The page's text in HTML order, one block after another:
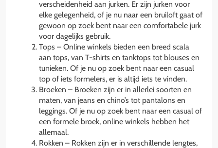
verscheidenheid aan jurken. Er zijn jurken voor
elke gelegenheid, of je nu naar een bruiloft gaat of
gewoon op zoek bent naar een comfortabele jurk
voor dagelijks gebruik.
Tops – Online winkels bieden een breed scala
aan tops, van T-shirts en tanktops tot blouses en
tunieken. Of je nu op zoek bent naar een casual
top of iets formelers, er is altijd iets te vinden.
Broeken – Broeken zijn er in allerlei soorten en
maten, van jeans en chino’s tot pantalons en
leggings. Of je nu op zoek bent naar een casual of
een formele broek, online winkels hebben het
allemaal.
Rokken – Rokken zijn er in verschillende lengtes,